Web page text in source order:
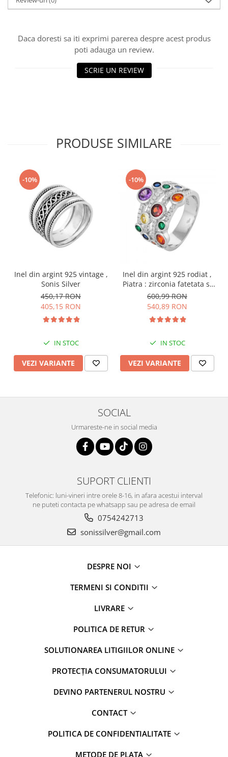
Daca doresti sa iti exprimi parerea despre acest produs
poti adauga un review.
SCRIE UN REVIEW
PRODUSE SIMILARE
-10%
Inel din argint 925 vintage ,
Sonis Silver
450,17 RON
405,15 RON
IN STOC
VEZI VARIANTE
-10%
Inel din argint 925 rodiat ,
Piatra : zirconia fatetata si
cubic zirconia , Culoare :
multicolor , Sonis Silver
600,99 RON
540,89 RON
IN STOC
VEZI VARIANTE
SOCIAL
Urmareste-ne in social media
SUPORT CLIENTI
Telefonic: luni-vineri intre orele 8-16, in afara acestui interval
ne puteti contacta pe whatsapp sau pe adresa de email
0754242713
sonissilver@gmail.com
DESPRE NOI
TERMENI SI CONDITII
LIVRARE
POLITICA DE RETUR
SOLUTIONAREA LITIGIILOR ONLINE
PROTECȚIA CONSUMATORULUI
DEVINO PARTENERUL NOSTRU
CONTACT
POLITICA DE CONFIDENTIALITATE
METODE DE PLATA